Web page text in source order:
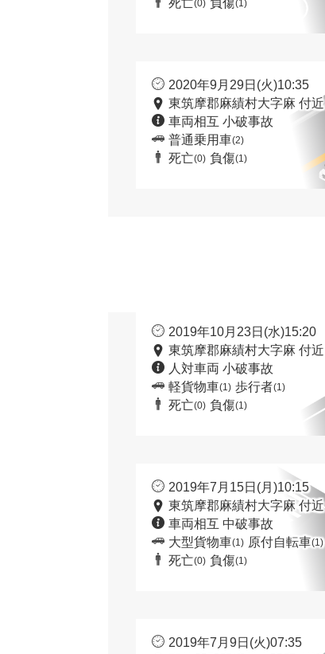
死亡(0) 負傷(1)
2020年9月29日(火)10:35
東筑摩郡麻績村大字麻 付近
車両相互 小破事故
普通乗用車(2)
死亡(0) 負傷(1)
2019年10月23日(水)15:20
東筑摩郡麻績村大字麻 付近
人対車両 小破事故
軽貨物車(1) 歩行者(1)
死亡(0) 負傷(1)
2019年7月15日(月)10:15
東筑摩郡麻績村大字麻 付近
車両相互 中破事故
大型貨物車(1) 原付自転車(1)
死亡(0) 負傷(1)
2019年7月9日(火)07:35